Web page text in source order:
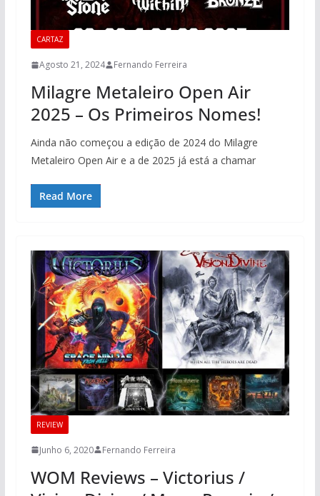
CARTAZ
Agosto 21, 2024 Fernando Ferreira
Milagre Metaleiro Open Air
2025 – Os Primeiros Nomes!
Ainda não começou a edição de 2024 do Milagre
Metaleiro Open Air e a de 2025 já está a chamar
Read More
REVIEW
Junho 6, 2020 Fernando Ferreira
WOM Reviews – Victorius /